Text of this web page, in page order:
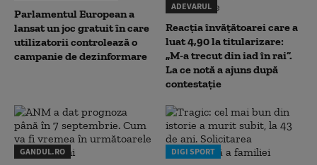
Parlamentul European a
lansat un joc gratuit în care
utilizatorii controlează o
campanie de dezinformare
ADEVARUL
Reacția învățătoarei care a
luat 4,90 la titularizare:
„M-a trecut din iad în rai”.
La ce notă a ajuns după
contestație
GANDUL.RO DIGI SPORT